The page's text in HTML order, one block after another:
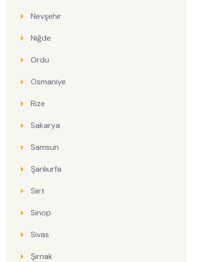
Nevşehir
Niğde
Ordu
Osmaniye
Rize
Sakarya
Samsun
Şanlıurfa
Siirt
Sinop
Sivas
Şırnak